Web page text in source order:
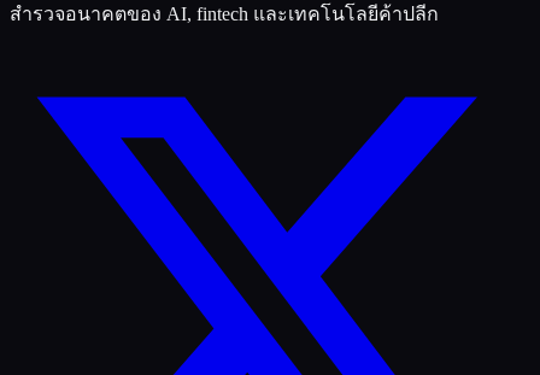
สำรวจอนาคตของ AI, fintech และเทคโนโลยีค้าปลีก